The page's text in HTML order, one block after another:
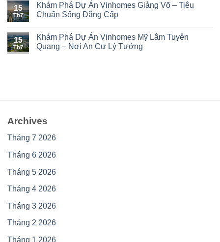
15
Th7
Khám Phá Dự Án Vinhomes Giảng Võ – Tiêu
Chuẩn Sống Đẳng Cấp
15
Th7
Khám Phá Dự Án Vinhomes Mỹ Lâm Tuyên
Quang – Nơi An Cư Lý Tưởng
Archives
Tháng 7 2026
Tháng 6 2026
Tháng 5 2026
Tháng 4 2026
Tháng 3 2026
Tháng 2 2026
Tháng 1 2026